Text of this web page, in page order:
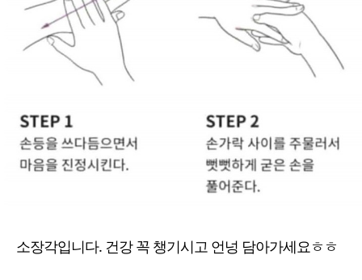
소장각입니다. 건강 꼭 챙기시고 언넝 담아가세요ㅎㅎ